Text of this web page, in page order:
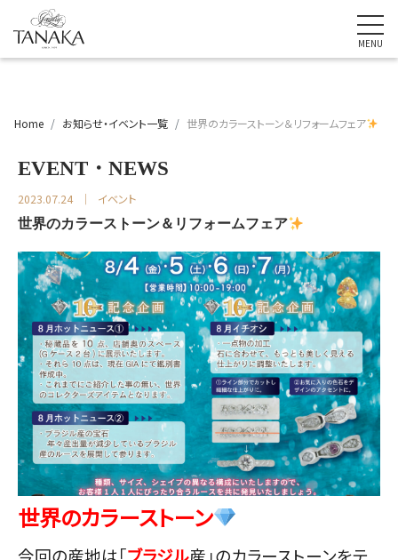
Home お知らせ・イベント一覧 世界のカラーストーン＆リフォームフェア
EVENT・NEWS
2023.07.24 イベント
世界のカラーストーン＆リフォームフェア
世界のカラーストーン
今回の産地は「ブラジル産」のカラーストーンをテ